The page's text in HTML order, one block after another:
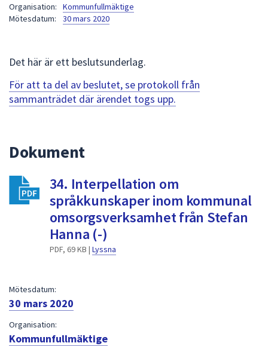
att
navigera
mellan
välja
något
av
Organisation:
Kommunfullmäktige
Mötesdatum:
30 mars 2020
Det här är ett beslutsunderlag.
För att ta del av beslutet, se protokoll från
sammanträdet där ärendet togs upp.
Dokument
34. Interpellation om
språkkunskaper inom kommunal
omsorgsverksamhet från Stefan
Hanna (-)
PDF, 69 KB | Lyssna
Mötesdatum:
30 mars 2020
Organisation:
Kommunfullmäktige